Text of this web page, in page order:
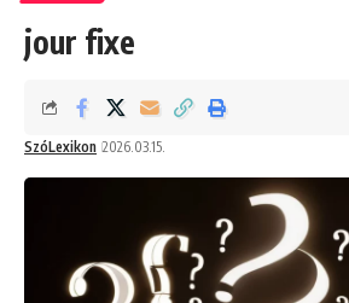
jour fixe
SzóLexikon 2026.03.15.